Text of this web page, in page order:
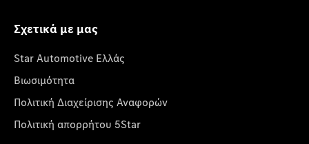
Σχετικά με μας
Star Automotive Ελλάς
Βιωσιμότητα
Πολιτική Διαχείρισης Αναφορών
Πολιτική απορρήτου 5Star